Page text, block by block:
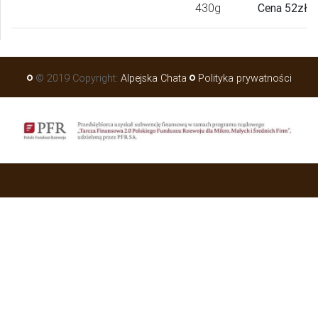
430g
Cena 52zł
© 2019 Copyright: Alpejska Chata Polityka prywatności